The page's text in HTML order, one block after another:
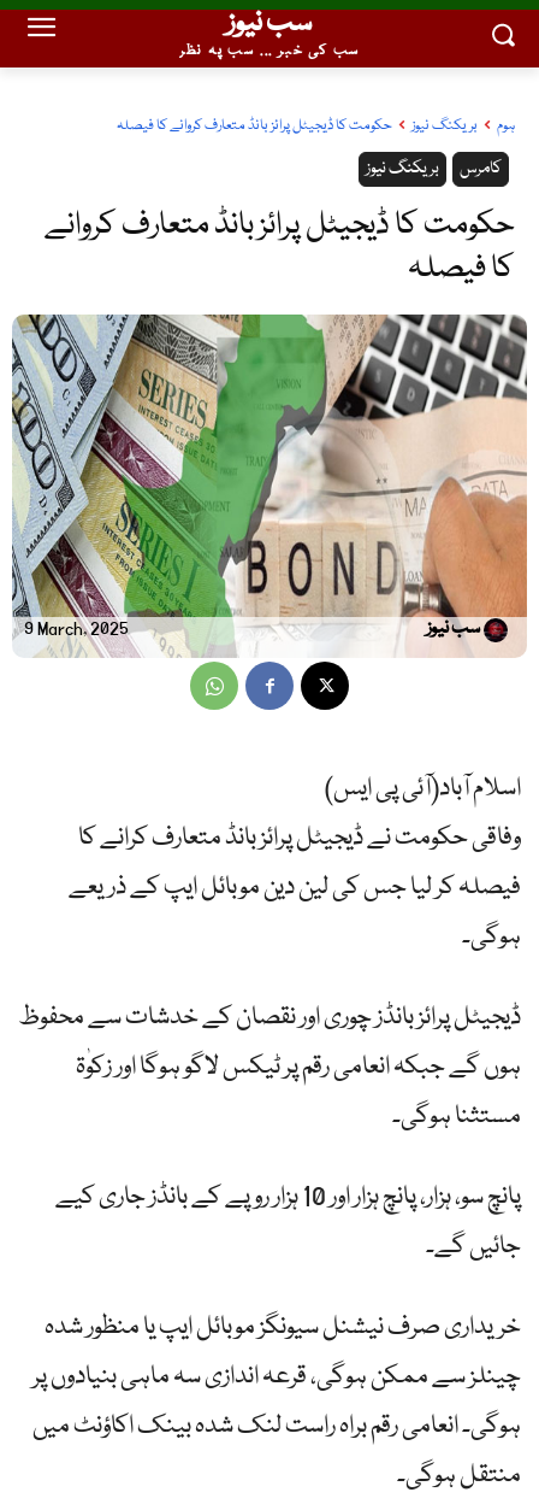
سب نیوز
سب کی خبر ... سب پہ نظر
ہوم بریکنگ نیوز حکومت کا ڈیجیٹل پرائز بانڈ متعارف کروانے کا فیصلہ
بریکنگ نیوز کامرس
حکومت کا ڈیجیٹل پرائز بانڈ متعارف کروانے
کا فیصلہ
9 March, 2025 سب نیوز
اسلام آباد(آئی پی ایس)
وفاقی حکومت نے ڈیجیٹل پرائز بانڈ متعارف کرانے کا
فیصلہ کر لیا جس کی لین دین موبائل ایپ کے ذریعے
ہوگی۔
ڈیجیٹل پرائز بانڈز چوری اور نقصان کے خدشات سے محفوظ
ہوں گے جبکہ انعامی رقم پر ٹیکس لاگو ہوگا اور زکوٰۃ
مستثنا ہوگی۔
پانچ سو، ہزار، پانچ ہزار اور 10 ہزار روپے کے بانڈز جاری کیے
جائیں گے۔
خریداری صرف نیشنل سیونگز موبائل ایپ یا منظور شدہ
چینلز سے ممکن ہوگی، قرعہ اندازی سہ ماہی بنیادوں پر
ہوگی۔ انعامی رقم براہ راست لنک شدہ بینک اکاؤنٹ میں
منتقل ہوگی۔